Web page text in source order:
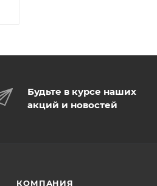
Будьте в курсе наших
акций и новостей
КОМПАНИЯ